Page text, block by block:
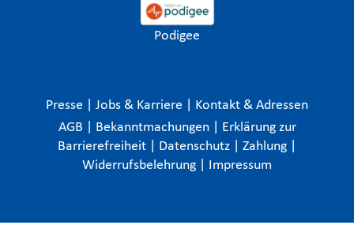
Podigee
Presse Jobs & Karriere
Kontakt & Adressen
AGB
Bekanntmachungen
Erklärung zur
Barrierefreiheit
Datenschutz Zahlung
Widerrufsbelehrung
Impressum